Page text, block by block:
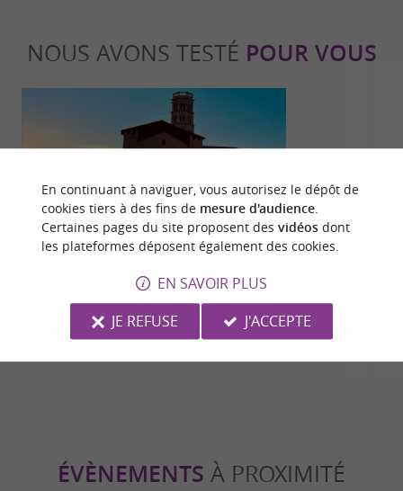
NOUS AVONS TESTÉ POUR VOUS
Découvrez la région du Volvestre !
5,2 km - Montesquieu-Volvestre
Séjours / Weekend
familial et
Festive
ÉVÈNEMENTS À PROXIMITÉ
En continuant à naviguer, vous autorisez le dépôt de
cookies tiers à des fins de mesure d'audience.
Certaines pages du site proposent des vidéosdont
les plateformes déposent également des cookies.
EN SAVOIR PLUS
JE REFUSE
J'ACCEPTE